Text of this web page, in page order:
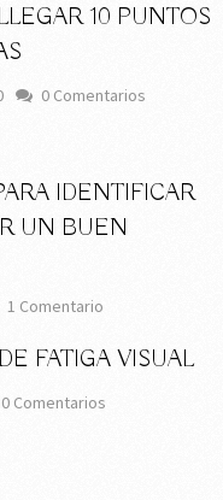
10 PUNTOS
0 Comentarios
IDENTIFICAR
UN BUEN
1 Comentario
FATIGA VISUAL
0 Comentarios